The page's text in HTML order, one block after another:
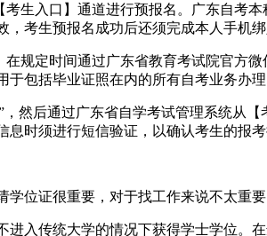
入口】通道进行预报名。广东自考
考生预报名成功后还须完成本人手机绑
定时间通过广东省教育考试院官方
包括毕业证照在内的所有自考业务办理
后通过广东省自学考试管理系统从
时须进行短信验证，以确认考生的报考
位证很重要，对于找工作来说不太重要
传统大学的情况下获得学士学位。